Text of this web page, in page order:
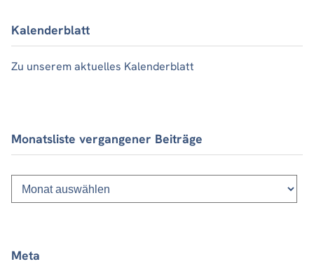
Kalenderblatt
Zu unserem aktuelles Kalenderblatt
Monatsliste vergangener Beiträge
Monatsliste
vergangener
Beiträge
Meta